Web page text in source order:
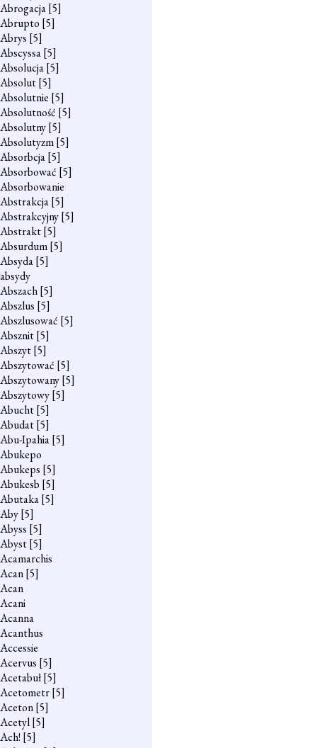
Abrogacja[5]
Abrupto [5]
Abrys [5]
Abscyssa[5]
Absolucja[5]
Absolut[5]
Absolutnie [5]
Absolutność [5]
Absolutny[5]
Absolutyzm[5]
Absorbcja[5]
Absorbować [5]
Absorbowanie
Abstrakcja[5]
Abstrakcyjny[5]
Abstrakt[5]
Absurdum[5]
Absyda[5]
absydy
Abszach[5]
Abszlus [5]
Abszlusować [5]
Absznit[5]
Abszyt[5]
Abszytować [5]
Abszytowany[5]
Abszytowy[5]
Abucht[5]
Abudat[5]
Abu-Ipahia[5]
Abukepo
Abukeps [5]
Abukesb [5]
Abutaka[5]
Aby[5]
Abyss [5]
Abyst[5]
Acamarchis
Acan[5]
Acan
Acani
Acanna
Acanthus
Accessie
Acervus [5]
Acetabuł[5]
Acetometr[5]
Aceton[5]
Acetyl[5]
Ach! [5]